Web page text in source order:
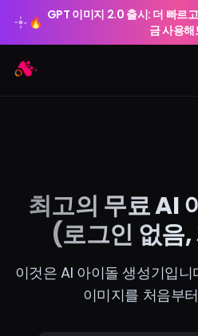
🔥 GPT 이미지 2.0 출시: 더 빠르
금 사용
AI 학습
AI 이미지
🔥
GPT 이미지 2.0 출시: 더 빠르
최고의 무료 AI
(로그인 없음
이것은 AI 아이돌 생성기입
이미지를 처음부